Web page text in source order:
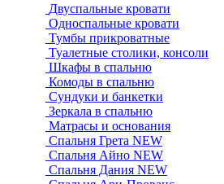
Двуспальные кровати
Односпальные кровати
Тумбы прикроватные
Туалетные столики, консоли
Шкафы в спальню
Комоды в спальню
Сундуки и банкетки
Зеркала в спальню
Матрасы и основания
Спальня Грета NEW
Спальня Айно NEW
Спальня Дания NEW